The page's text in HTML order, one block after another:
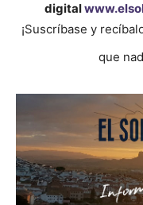
digital
¡Suscríbase y
que